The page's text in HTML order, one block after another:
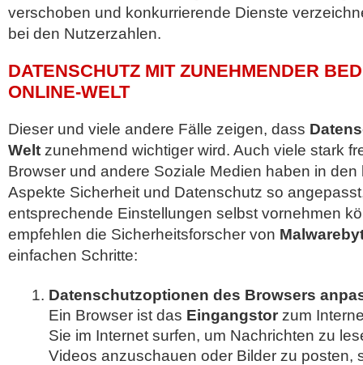
verschoben und konkurrierende Dienste
bei den Nutzerzahlen.
DATENSCHUTZ MIT ZUNEHMENDER
ONLINE-WELT
Dieser und viele andere Fälle zeigen, dass
Welt zunehmend wichtiger wird. Auch viele stark
Browser und andere Soziale Medien haben in den
Aspekte Sicherheit und Datenschutz so
entsprechende Einstellungen selbst vornehmen
empfehlen die Sicherheitsforscher von
einfachen Schritte:
Datenschutzoptionen des Browsers
Ein Browser ist das Eingangstor zum
Sie im Internet surfen, um Nachrichten zu
Videos anzuschauen oder Bilder zu posten,